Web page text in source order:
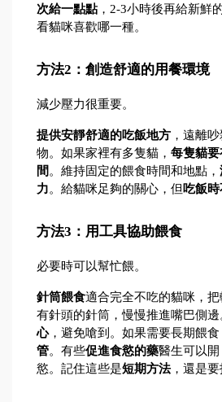
次給一點點 ，2-3小時後再給新鮮的
看貓咪喜歡哪一種。
方法2：創造舒適的用餐環境
減少壓力很重要。
提供安靜舒適的吃飯地方 ，遠離
物。如果家裡有多隻貓， 每隻貓
間 。維持固定的餵食時間和地點，
力。給貓咪足夠的關心，但 吃飯
方法3：用工具協助餵食
必要時可以幫忙餵。
針筒餵食適合完全不吃的貓咪，
有針頭的針筒，慢慢推進嘴巴側邊
心，避免嗆到。如果需要長期餵
管。有些促進食慾的藥醫生可以
慾。記住這些是短期方法，還是要